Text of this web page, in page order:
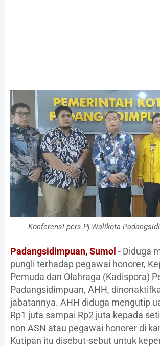
Konferensi pers Pj Walikota
Padangsidimpuan, Sumol - Diduga
pungli terhadap pegawai honorer,
Pemuda dan Olahraga (Kadispora)
Padangsidimpuan, AHH,
jabatannya. AHH diduga mengutip
Rp1 juta sampai Rp2 juta kepada
non ASN atau pegawai honorer di
Kutipan itu disebut-sebut untuk